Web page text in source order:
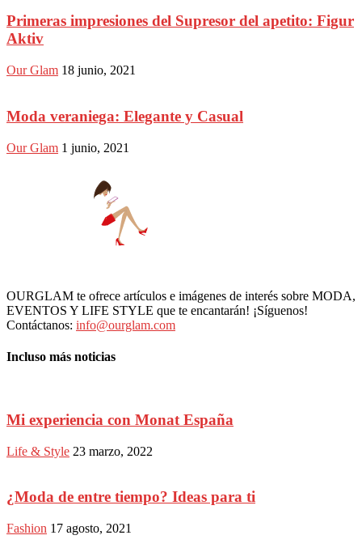
Primeras impresiones del Supresor del apetito: Figur
Aktiv
Our Glam 18 junio, 2021
Moda veraniega: Elegante y Casual
Our Glam 1 junio, 2021
OURGLAM te ofrece artículos e imágenes de interés sobre MODA,
EVENTOS Y LIFE STYLE que te encantarán! ¡Síguenos!
Contáctanos: info@ourglam.com
Incluso más noticias
Mi experiencia con Monat España
Life & Style 23 marzo, 2022
¿Moda de entre tiempo? Ideas para ti
Fashion 17 agosto, 2021